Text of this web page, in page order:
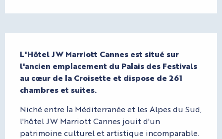
L'Hôtel JW Marriott Cannes est situé sur
l'ancien emplacement du Palais des Festivals
au cœur de la Croisette et dispose de 261
chambres et suites.
Niché entre la Méditerranée et les Alpes du Sud,
l'hôtel JW Marriott Cannes jouit d'un
patrimoine culturel et artistique incomparable.